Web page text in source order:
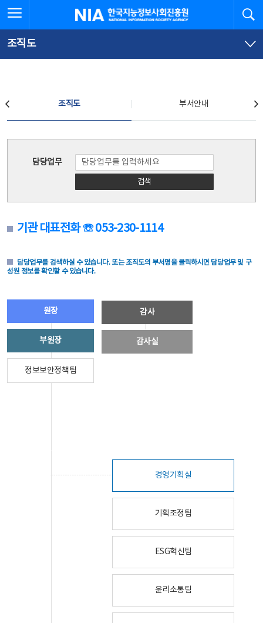
문
로
가
체
뉴
바
가
한국지능정보사회진흥원
조직도
조직도 부서안내
담당업무
검색
기관 대표전화 ☏ 053-230-1114
담당업무를 검색하실 수 있습니다. 또는 조직도의 부서명을 클릭하시면 담당업무 및 구
성원 정보를 확인할 수 있습니다.
원장
부원장
정보보안정책팀
감사
감사실
경영기획실
기획조정팀
ESG혁신팀
윤리소통팀